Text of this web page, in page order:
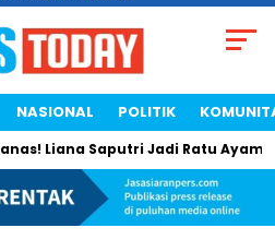
NASIONAL POLITIK
Liana Saputri Jadi Ratu Ayam KFC